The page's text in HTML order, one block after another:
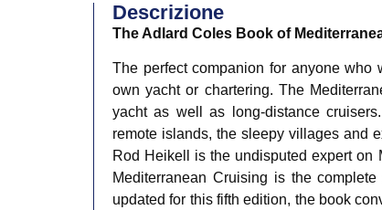
Descrizione
The Adlard Coles Book of
The perfect companion for anyone who
own yacht or chartering. The
yacht as well as long-distance
remote islands, the sleepy villages and
Rod Heikell is the undisputed expert
Mediterranean Cruising is the
updated for this fifth edition, the book